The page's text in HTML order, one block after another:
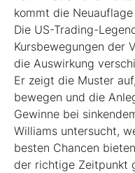
kommt die
Die US-Trading-
Kursbewegungen der
die Auswirkung
Er zeigt die Muster
bewegen und die
Gewinne bei
Williams untersucht,
besten Chancen
der richtige Zeitpunkt